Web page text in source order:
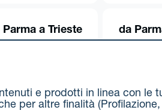
Parma a Trieste da
e prodotti in linea con le
per altre finalità